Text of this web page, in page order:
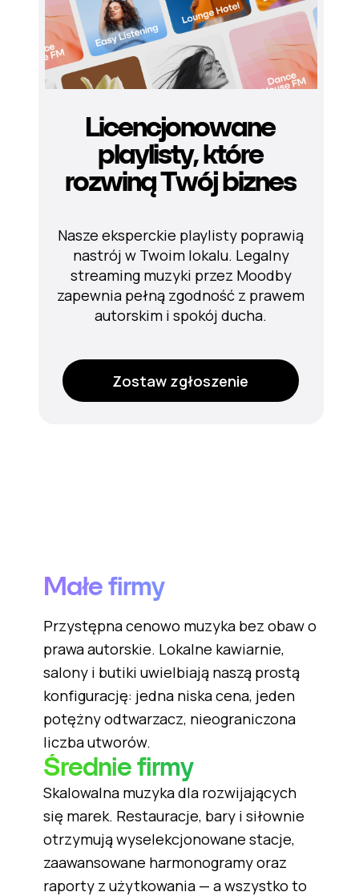
Zostaw zgłoszenie
Nasze eksperckie playlisty poprawią
nastrój w Twoim lokalu. Legalny
streaming muzyki przez Moodby
zapewnia pełną zgodność z prawem
autorskim i spokój ducha.
Licencjonowane
playlisty, które
rozwiną Twój biznes
Małe firmy
Przystępna cenowo muzyka bez obaw o
prawa autorskie. Lokalne kawiarnie,
salony i butiki uwielbiają naszą prostą
konfigurację: jedna niska cena, jeden
potężny odtwarzacz, nieograniczona
liczba utworów.
Średnie firmy
Skalowalna muzyka dla rozwijających
się marek. Restauracje, bary i siłownie
otrzymują wyselekcjonowane stacje,
zaawansowane harmonogramy oraz
raporty z użytkowania — a wszystko to